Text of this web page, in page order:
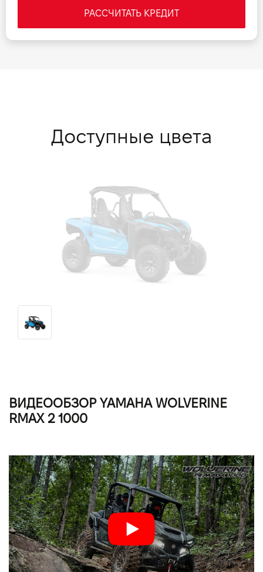
РАССЧИТАТЬ КРЕДИТ
Доступные цвета
ВИДЕООБЗОР YAMAHA WOLVERINE
RMAX 2 1000